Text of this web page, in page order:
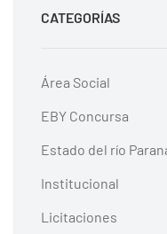
CATEGORÍAS
Área Social
EBY Concursa
Estado del río
Institucional
Licitaciones